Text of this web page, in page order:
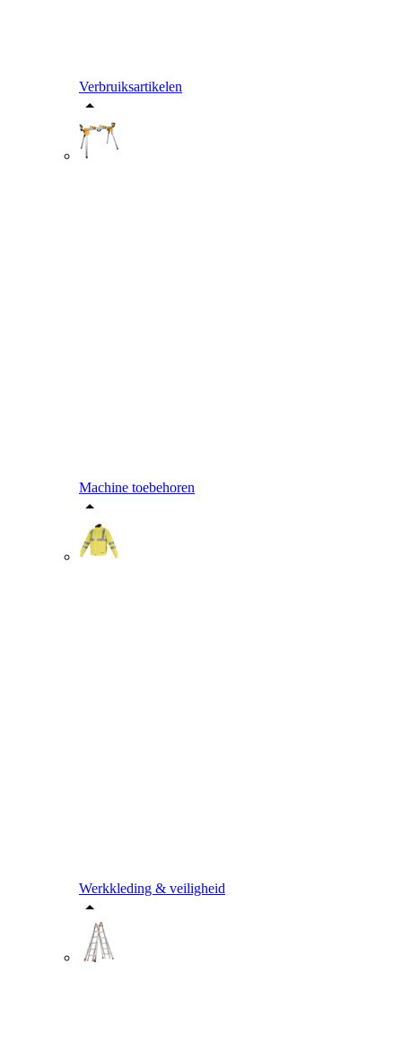
Verbruiksartikelen
Machine toebehoren
Werkkleding & veiligheid